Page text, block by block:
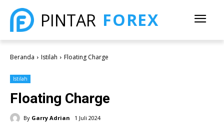
PINTAR FOREX
Beranda Istilah Floating Charge
Istilah
Floating Charge
By Garry Adrian 1 Juli 2024